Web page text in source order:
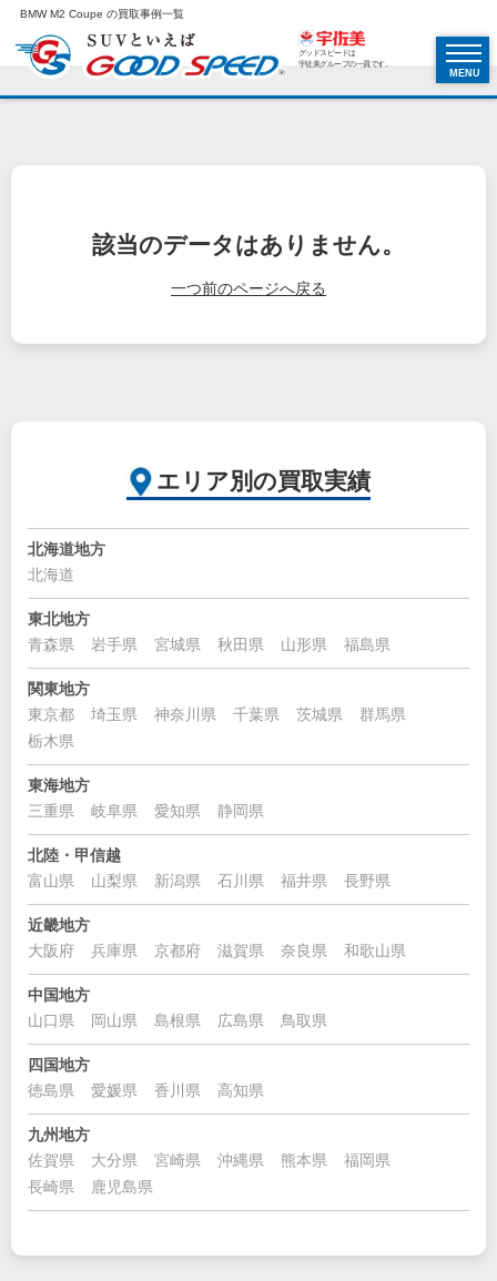
BMW M2 Coupe の買取事例一覧
グッドスピードは
宇佐美グループの一員です。
MENU
該当のデータはありません。
一つ前のページへ戻る
エリア別の買取実績
北海道地方
北海道
東北地方
青森県
岩手県 宮城県 秋田県 山形県 福島県
関東地方
東京都
埼玉県 神奈川県 千葉県 茨城県
群馬県
栃木県
東海地方
三重県
岐阜県 愛知県 静岡県
北陸・甲信越
富山県
山梨県 新潟県 石川県 福井県 長野県
近畿地方
大阪府
兵庫県 京都府 滋賀県 奈良県 和歌山県
中国地方
山口県
岡山県 島根県 広島県 鳥取県
四国地方
徳島県
愛媛県 香川県 高知県
九州地方
佐賀県
大分県 宮崎県 沖縄県 熊本県
福岡県
長崎県
鹿児島県